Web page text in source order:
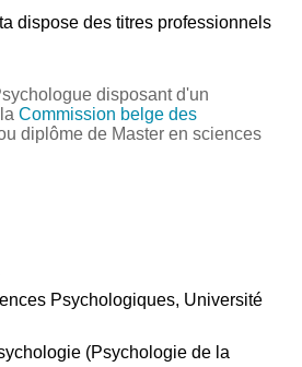
dispose des titres professionnels
disposant d'un
laCommission belge des
diplôme de Master en sciences
Psychologiques, Université
(Psychologie de la